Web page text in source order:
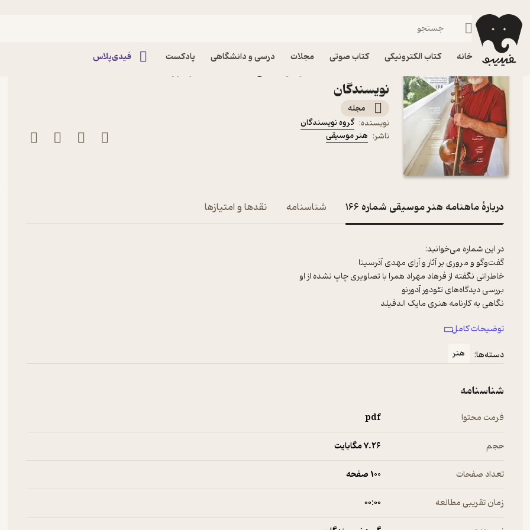
خانه کتاب الکترونیکی کتاب صوتی مجلات درسی و دانشگاهی پادکست فیدی‌پلاس
فیدیبو مجله و نشریه
نویسندگان
مجله
نویسنده: گروه نویسندگان
ناشر: هنر موسیقی
دربارۀ ماهنامه هنر موسیقی شماره 166 شناسنامه نقدها و امتیازها
توضیحات کامل
دسته‌ها:
هنر
شناسنامه
فرمت محتوا pdf
حجم 7.۲۶ مگابایت
تعداد صفحات 100 صفحه
زمان تقریبی مطالعه ۰۰:۰۰